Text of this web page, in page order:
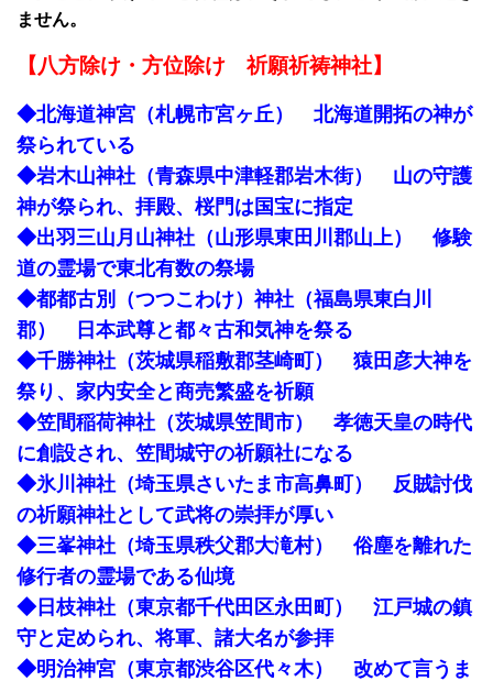
ません。
【八方除け・方位除け 祈願祈祷神社】
◆北海道神宮（札幌市宮ヶ丘） 北海道開拓の神が
祭られている
◆岩木山神社（青森県中津軽郡岩木街） 山の守護
神が祭られ、拝殿、桜門は国宝に指定
◆出羽三山月山神社（山形県東田川郡山上） 修験
道の霊場で東北有数の祭場
◆都都古別（つつこわけ）神社（福島県東白川
郡） 日本武尊と都々古和気神を祭る
◆千勝神社（茨城県稲敷郡茎崎町） 猿田彦大神を
祭り、家内安全と商売繁盛を祈願
◆笠間稲荷神社（茨城県笠間市） 孝徳天皇の時代
に創設され、笠間城守の祈願社になる
◆氷川神社（埼玉県さいたま市高鼻町） 反賊討伐
の祈願神社として武将の崇拝が厚い
◆三峯神社（埼玉県秩父郡大滝村） 俗塵を離れた
修行者の霊場である仙境
◆日枝神社（東京都千代田区永田町） 江戸城の鎮
守と定められ、将軍、諸大名が参拝
◆明治神宮（東京都渋谷区代々木） 改めて言うま